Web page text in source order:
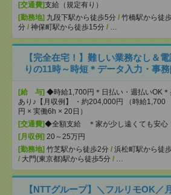
[交通費]支給（規定有り）
[勤務地] 九段下駅から徒歩5分 / 竹橋駅から徒
分 / 神保町駅から徒歩15分 / …
【完全在宅！】難しい業務なし＆
りの11時～時短＊データ入力・事
[給 与] ◆時給1,700円＊日払い・週払いOK＊
あり♪【月収例】 ・約204,000円 （時給1,700
円 × 実働6h × 20日）
[交通費]◆全額支給 ＊家が少し遠くても安心
[月収例] 20～25万円
[勤務地] 竹芝駅から徒歩2分 / 浜松町駅から徒
/ 大門(東京都)駅から徒歩5分 / …
【NTTグループ】＼フルリモOK／